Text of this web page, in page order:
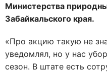
Министерства
Забайкальского края.
«Про акцию такую не
уведомлял, но у нас
сезон. В штате есть